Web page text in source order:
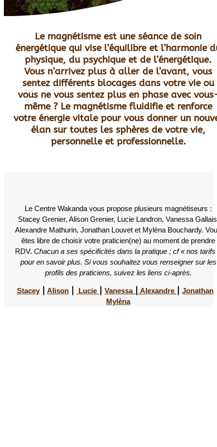
Le magnétisme est une séance de soin
énergétique qui vise l’équilibre et l’harmonie
physique, du psychique et de l’énergétique.
Vous n’arrivez plus à aller de l’avant, vous
sentez différents blocages dans votre vie ou
vous ne vous sentez plus en phase avec
même ? Le magnétisme fluidifie et renforce
votre énergie vitale pour vous donner un
élan sur toutes les sphères de votre vie,
personnelle et professionnelle.
Le Centre Wakanda vous propose plusieurs magnétiseurs :
StaceyGrenier, Alison Grenier, Lucie Landron, Vanessa
Alexandre Mathurin, Jonathan Louvet et Mylèna Bouchardy.
êtes libre de choisir votre praticien(ne) au moment de prendre
RDV. Chacun a ses spécificités dans la pratique ; cf « nos tarifs
pour en savoir plus. Si vous souhaitez vous renseigner sur les
profils des praticiens, suivez les liens ci-après.
Stacey⎮ Alison Lucie Vanessa Alexandre Jonathan
Mylèna